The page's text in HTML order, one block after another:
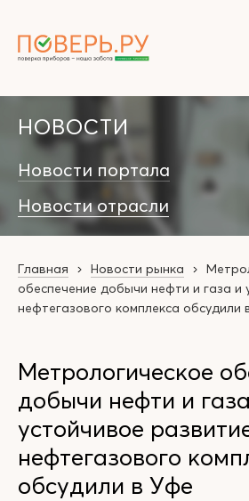
НОВОСТИ
Новости портала
Новости отрасли
Главная Новости рынка
обеспечение добычи нефти и газа и
нефтегазового комплекса обсудили
Метрологическое
добычи нефти и
устойчивое
нефтегазового
обсудили в Уфе